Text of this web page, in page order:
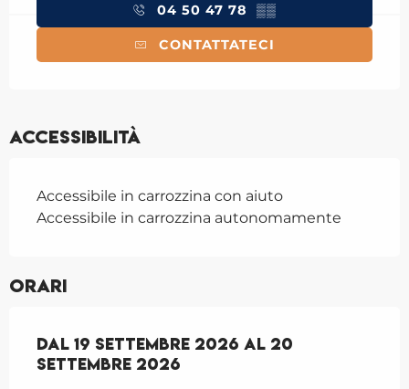
04 50 47 78 ▒▒
CONTATTATECI
Accessibilità
Accessibile in carrozzina con aiuto
Accessibile in carrozzina autonomamente
Orari
Dal 19 settembre 2026 al 20 settembre
Dal 19 settembre 2026 al 20
settembre 2026